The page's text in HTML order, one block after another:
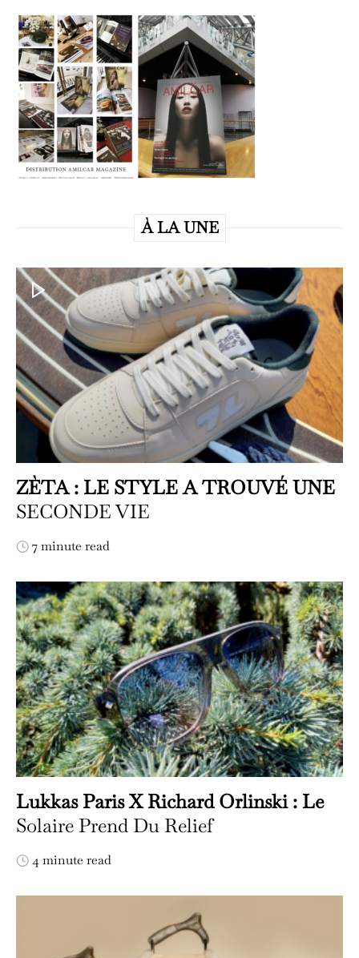
À LA UNE
ZÈTA : LE STYLE A TROUVÉ UNE
SECONDE VIE
7 minute read
Lukkas Paris X Richard Orlinski : Le
Solaire Prend Du Relief
4 minute read